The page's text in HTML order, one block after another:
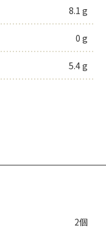
8.1 g
0 g
5.4 g
2個